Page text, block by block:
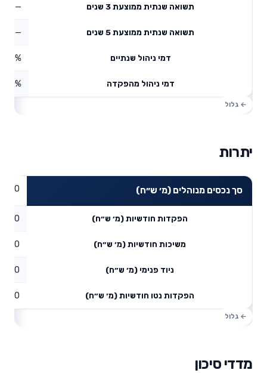
תשואה שנתית ממוצעת 3 שנים —
תשואה שנתית ממוצעת 5 שנים —
דמי ניהול שנתיים 0%
דמי ניהול מהפקדה 0%
יתרות
סך נכסים מנוהלים (מ׳ ש״ח) 0
הפקדות חודשיות (מ׳ ש״ח) 0
משיכות חודשיות (מ׳ ש״ח) 0
ניוד פנימי (מ׳ ש״ח) 0
הפקדות נטו חודשיות (מ׳ ש״ח) 0
מדדי סיכון